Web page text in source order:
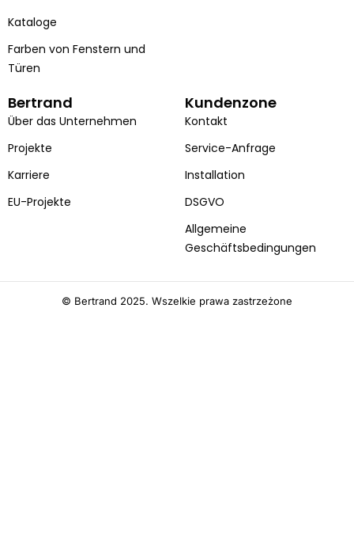
Kataloge
Farben von Fenstern und
Türen
Bertrand
Über das Unternehmen
Projekte
Karriere
EU-Projekte
Kundenzone
Kontakt
Service-Anfrage
Installation
DSGVO
Allgemeine
Geschäftsbedingungen
© Bertrand 2025. Wszelkie prawa zastrzeżone